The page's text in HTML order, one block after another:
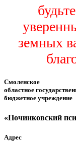
земных
Смоленское
областное
бюджетное учреждение
«Починковский
Адрес